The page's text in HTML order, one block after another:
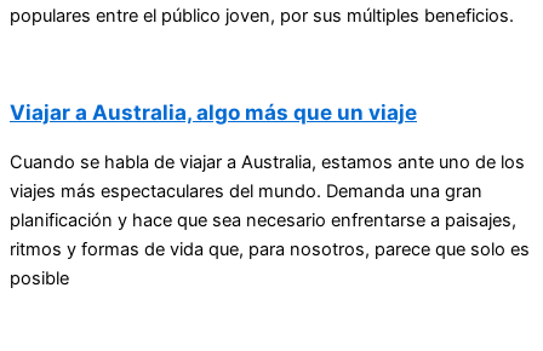
populares entre el público joven, por sus múltiples beneficios.
Viajar a Australia, algo más que un viaje
Cuando se habla de viajar a Australia, estamos ante uno de los
viajes más espectaculares del mundo. Demanda una gran
planificación y hace que sea necesario enfrentarse a paisajes,
ritmos y formas de vida que, para nosotros, parece que solo es
posible